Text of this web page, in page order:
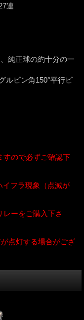
連
純正球の約十分の一
ルピン角150°平行ピ
ので必ずご確認下
フラ現象（点滅が
ーをご購入下さ
点灯する場合がござ